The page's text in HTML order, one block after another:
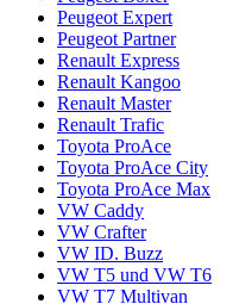
Peugeot Expert
Peugeot Partner
Renault Express
Renault Kangoo
Renault Master
Renault Trafic
Toyota ProAce
Toyota ProAce City
Toyota ProAce Max
VW Caddy
VW Crafter
VW ID. Buzz
VW T5 und VW T6
VW T7 Multivan